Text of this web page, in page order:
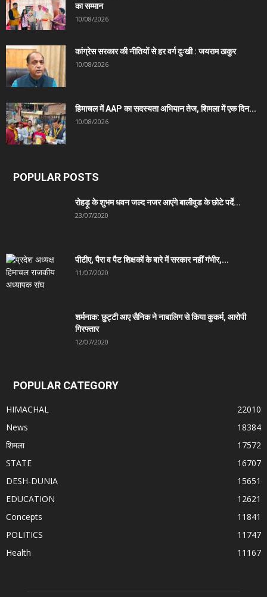
का सम्मान
10/08/2026
कांग्रेस सरकार की नीतियों से हर वर्ग दुःखी : जयराम ठाकुर
10/08/2026
हिमाचल में AAP का सदस्यता अभियान तेज, शिमला में एक दिन...
10/08/2026
POPULAR POSTS
रोहड़ू के शुभम धवन जल्द नजर आएंगे बालीवुड के छोटे पर्दे...
23/07/2020
पीटीए, पैरा व पैट शिक्षकों के बारे में सरकार नहीं गंभीर,...
11/07/2020
शर्मनाक: छुट्टी आए सैनिक ने नाबालिग से किया कुकर्म, आरोपी
गिरफ्तार
12/07/2020
POPULAR CATEGORY
HIMACHAL
22010
News
18384
शिमला
17572
STATE
16707
DESH-DUNIA
15651
EDUCATION
12621
Concepts
11841
POLITICS
11747
Health
11167